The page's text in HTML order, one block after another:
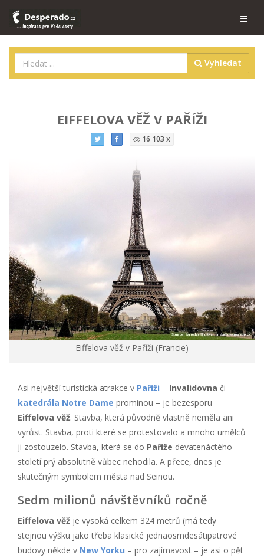
Vyhledat
EIFFELOVA VĚŽ V PAŘÍŽI
16 103 x
Eiffelova věž v Paříži (Francie)
Asi největší turistická atrakce v Paříži – Invalidovna či
katedrála Notre Dame prominou – je bezesporu
Eiffelova věž. Stavba, která původně vlastně neměla ani
vyrůst. Stavba, proti které se protestovalo a mnoho umělců
ji zostouzelo. Stavba, která se do Paříže devatenáctého
století prý absolutně vůbec nehodila. A přece, dnes je
skutečným symbolem města nad Seinou.
Sedm milionů návštěvníků ročně
Eiffelova věž je vysoká celkem 324 metrů (má tedy
stejnou výšku jako třeba klasické jednaosmdesátipatrové
budovy někde v New Yorku – pro zajímavost – je asi o pět